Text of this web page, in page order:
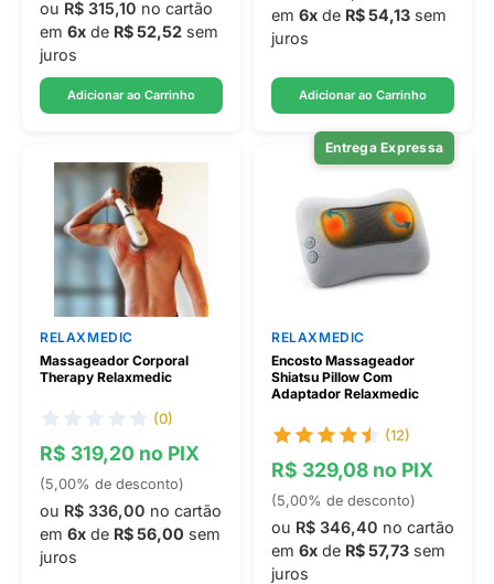
ou R$ 315,10 no cartão
em 6x de R$ 52,52 sem
juros
Adicionar ao Carrinho
em 6x de R$ 54,13 sem
juros
Adicionar ao Carrinho
RELAXMEDIC
Massageador Corporal
Therapy Relaxmedic
(0)
R$ 319,20 no PIX
(5,00% de desconto)
ou R$ 336,00 no cartão
em 6x de R$ 56,00 sem
juros
Entrega Expressa
RELAXMEDIC
Encosto Massageador
Shiatsu Pillow Com
Adaptador Relaxmedic
(12)
R$ 329,08 no PIX
(5,00% de desconto)
ou R$ 346,40 no cartão
em 6x de R$ 57,73 sem
juros